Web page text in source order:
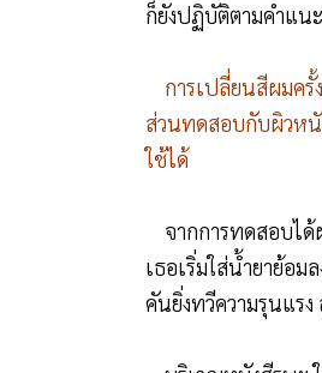
ก็ยังปฏิบัติตามคำแนะ
การเปลี่ยนสีผมครั้
ส่วนทดสอบกับผิวหนั
ใช้ได้
จากการทดสอบได้
เธอเริ่มใส่น้ำยาย้อ
คันยิ่งทวีความรุนแร